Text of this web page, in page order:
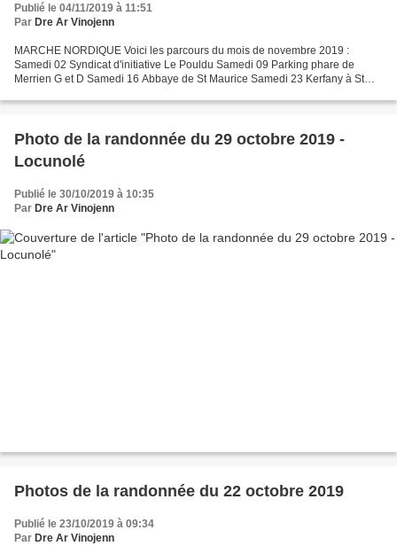
Publié le 04/11/2019 à 11:51
Par Dre Ar Vinojenn
MARCHE NORDIQUE Voici les parcours du mois de novembre 2019 :
Samedi 02 Syndicat d'initiative Le Pouldu Samedi 09 Parking phare de
Merrien G et D Samedi 16 Abbaye de St Maurice Samedi 23 Kerfany à St
Photo de la randonnée du 29 octobre 2019 -
Locunolé
Publié le 30/10/2019 à 10:35
Par Dre Ar Vinojenn
Photos de la randonnée du 22 octobre 2019
Publié le 23/10/2019 à 09:34
Par Dre Ar Vinojenn